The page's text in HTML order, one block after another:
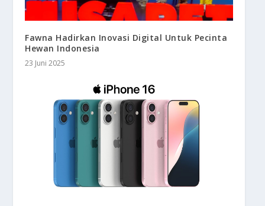
Fawna Hadirkan Inovasi Digital Untuk Pecinta
Hewan Indonesia
23 Juni 2025